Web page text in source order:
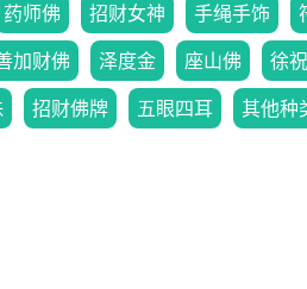
药师佛 招财女神 手绳手饰
加财佛 泽度金 座山佛
徐
招财佛牌 五眼四耳 其他种